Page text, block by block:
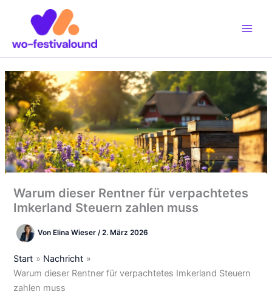
Warum dieser Rentner für verpachtetes
Imkerland Steuern zahlen muss
Von Elina Wieser/2. März 2026
Start
Nachricht
Warum dieser Rentner für verpachtetes Imkerland Steuern
zahlen muss